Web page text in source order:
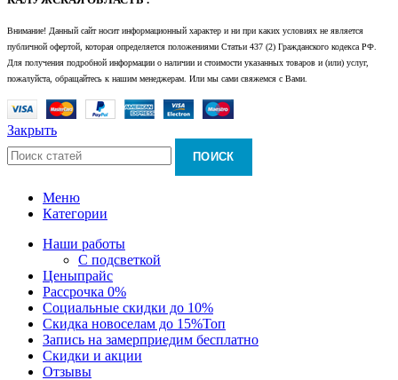
Внимание! Данный сайт носит информационный характер и ни при каких условиях не является
публичной офертой, которая определяется положениями Статьи 437 (2) Гражданского кодекса РФ.
Для получения подробной информации о наличии и стоимости указанных товаров и (или) услуг,
пожалуйста, обращайтесь к нашим менеджерам. Или мы сами свяжемся с Вами.
Закрыть
ПОИСК
Меню
Категории
Наши работы
С подсветкой
Ценыпрайс
Рассрочка 0%
Социальные скидки до 10%
Скидка новоселам до 15%Топ
Запись на замерприедим бесплатно
Скидки и акции
Отзывы